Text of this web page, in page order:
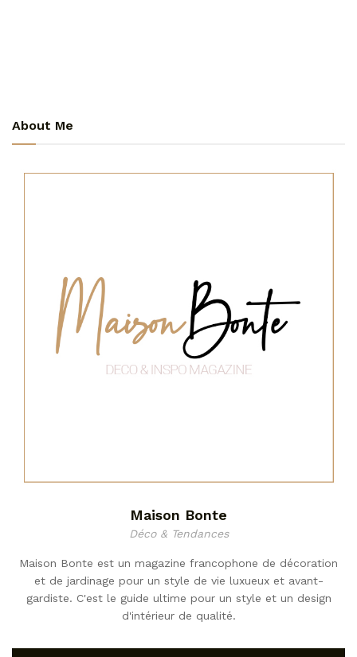
About Me
Maison Bonte
Déco & Tendances
Maison Bonte est un magazine francophone de décoration
et de jardinage pour un style de vie luxueux et avant-
gardiste. C'est le guide ultime pour un style et un design
d'intérieur de qualité.